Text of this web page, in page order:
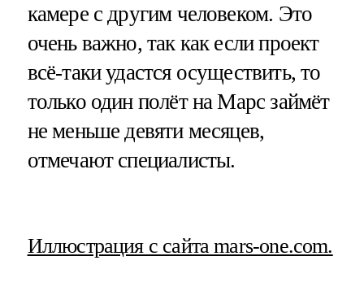
камере с другим человеком. Это
очень важно, так как если проект
всё-таки удастся осуществить, то
только один полёт на Марс займёт
не меньше девяти месяцев,
отмечают специалисты.
Иллюстрация с сайта mars-one.com.